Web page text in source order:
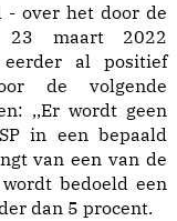
- over het door de
23 maart 2022
eerder al positief
de volgende
,,Er wordt geen
in een bepaald
van een van de
bedoeld een
dan 5 procent.